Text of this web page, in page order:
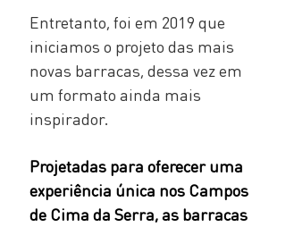
Entretanto, foi em 2019 que
iniciamos o projeto das mais
novas barracas, dessa vez em
um formato ainda mais
inspirador.
Projetadas para oferecer uma
experiência única nos Campos
de Cima da Serra, as barracas